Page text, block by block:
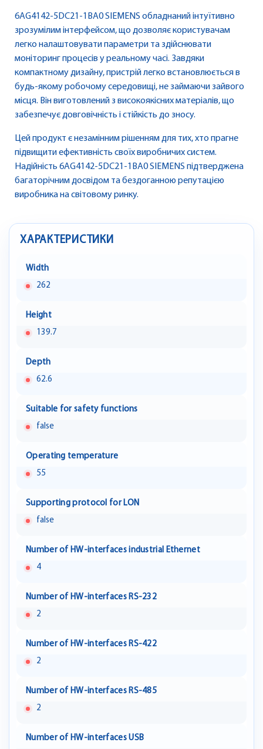
6AG4142-5DC21-1BA0 SIEMENS обладнаний інтуїтивно
зрозумілим інтерфейсом, що дозволяє користувачам
легко налаштовувати параметри та здійснювати
моніторинг процесів у реальному часі. Завдяки
компактному дизайну, пристрій легко встановлюється в
будь-якому робочому середовищі, не займаючи зайвого
місця. Він виготовлений з високоякісних матеріалів, що
забезпечує довговічність і стійкість до зносу.
Цей продукт є незамінним рішенням для тих, хто прагне
підвищити ефективність своїх виробничих систем.
Надійність 6AG4142-5DC21-1BA0 SIEMENS підтверджена
багаторічним досвідом та бездоганною репутацією
виробника на світовому ринку.
ХАРАКТЕРИСТИКИ
Width
262
Height
139.7
Depth
62.6
Suitable for safety functions
false
Operating temperature
55
Supporting protocol for LON
false
Number of HW-interfaces industrial Ethernet
4
Number of HW-interfaces RS-232
2
Number of HW-interfaces RS-422
2
Number of HW-interfaces RS-485
2
Number of HW-interfaces USB